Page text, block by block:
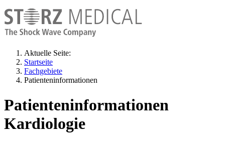
Aktuelle Seite:
Startseite
Fachgebiete
Patienteninformationen
Patienteninformationen
Kardiologie